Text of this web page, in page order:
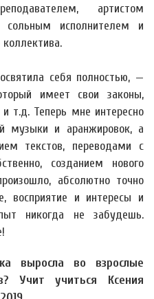
артистом
сольным исполнителем и
себя полностью, —
имеет свои законы,
т.д. Теперь мне интересно
музыки и аранжировок, а
текстов, переводами с
созданием нового
абсолютно точно
восприятие и интересы и
никогда не забудешь.
выросла во взрослые
Учит учиться Ксения